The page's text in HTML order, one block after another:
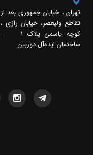
تهران ، خیابان جمهوری بعد از
تقاطع ولیعصر، خیابان رازی ،
کوچه یاسمن پلاک 1 -
ساختمان ایده‌آل دوربین